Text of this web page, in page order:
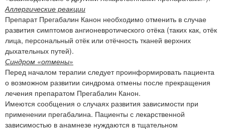
Аллергические реакции
Препарат Прегабалин Канон необходимо отменить в случае
развития симптомов ангионевротического отёка (таких как, отёк
лица, персональный отёк или отёчность тканей верхних
дыхательных путей).
Синдром «отмены»
Перед началом терапии следует проинформировать пациента
о возможном развитии синдрома отмены после прекращения
лечения препаратом Прегабалин Канон.
Имеются сообщения о случаях развития зависимости при
применении прегабалина. Пациенты с лекарственной
зависимостью в анамнезе нуждаются в тщательном